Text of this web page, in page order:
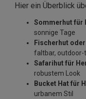
Hier ein Überblick
Sommerhut für
sonnige Tage
Fischerhut
faltbar, outdoor-
Safarihut für
robustem Look
Bucket Hat für
urbanem Stil